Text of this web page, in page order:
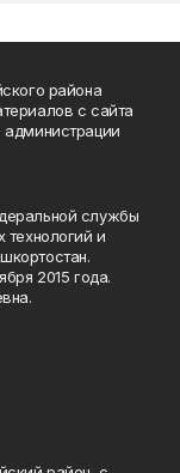
района
с сайта
администрации
службы
и
2015 года.